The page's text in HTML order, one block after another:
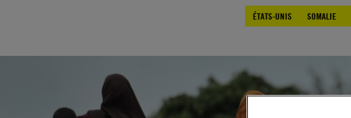
ÉTATS-UNIS
SOMALIE